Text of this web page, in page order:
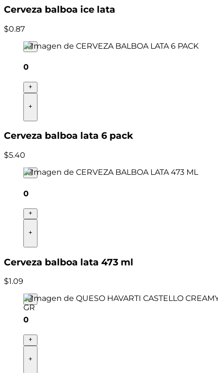
Cerveza balboa ice lata
$0.87
0
Cerveza balboa lata 6 pack
$5.40
0
Cerveza balboa lata 473 ml
$1.09
0